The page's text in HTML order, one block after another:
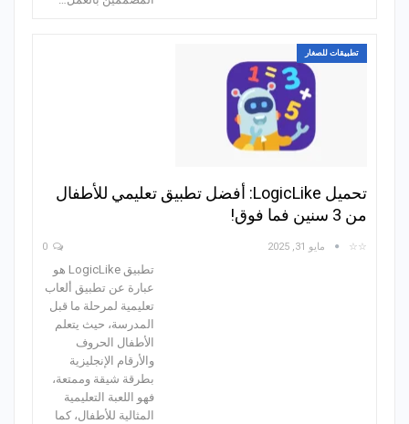
تطبيقات للصغار
تحميل LogicLike: أفضل تطبيق تعليمي للأطفال
من 3 سنين فما فوق!
☆☆ مايو 31, 2025
تطبيق LogicLike هو
عبارة عن تطبيق ألعاب
تعليمية لمرحلة ما قبل
المدرسة، حيث يتعلم
الأطفال الحروف
والأرقام الإنجليزية
بطرقة شيقة وممتعة،
فهو اللعبة التعليمية
المثالية للأطفال، كما